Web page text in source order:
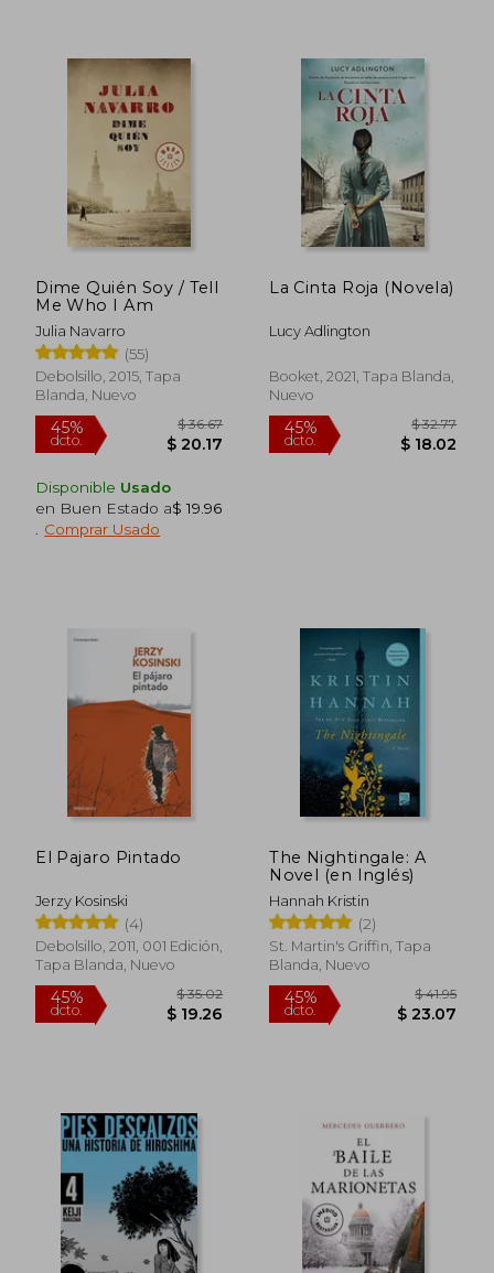
45%
dcto.
45%
dcto.
Dime Quién Soy / Tell
Me Who I Am
Julia Navarro
(55)
Debolsillo, 2015, Tapa
Blanda, Nuevo
45%
dcto.
Disponible Usado
en Buen Estado a$ 19.96
Comprar Usado
La Cinta Roja (Novela)
Lucy Adlington
Booket, 2021, Tapa Blanda,
Nuevo
45%
dcto.
El Pajaro Pintado
Jerzy Kosinski
(4)
Debolsillo, 2011, 001 Edición,
Tapa Blanda, Nuevo
The Nightingale: A
Novel (en Inglés)
Hannah Kristin
(2)
St. Martin's Griffin, Tapa
Blanda, Nuevo